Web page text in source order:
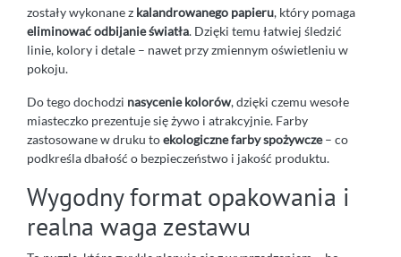
zostały wykonane z kalandrowanego papieru, który pomaga
eliminować odbijanie światła. Dzięki temu łatwiej śledzić
linie, kolory i detale – nawet przy zmiennym oświetleniu w
pokoju.
Do tego dochodzi nasycenie kolorów, dzięki czemu wesołe
miasteczko prezentuje się żywo i atrakcyjnie. Farby
zastosowane w druku toekologiczne farby spożywcze– co
podkreśla dbałość o bezpieczeństwo i jakość produktu.
Wygodny format opakowania i
realna waga zestawu